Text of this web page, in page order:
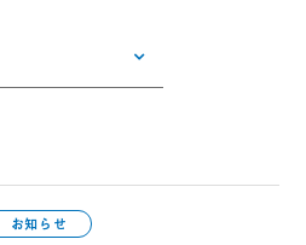
お知らせ